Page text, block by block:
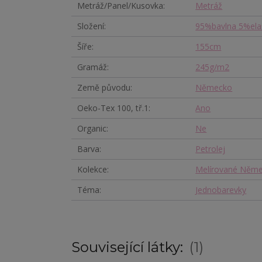
Metráž/Panel/Kusovka
Metráž
Složení
95%bavlna
Šíře
155cm
Gramáž
245g/m2
Země původu
Německo
Oeko-Tex 100, tř.1
Ano
Organic
Ne
Barva
Petrolej
Kolekce
Melírované
Téma
Jednobarevky
Související látky: 1